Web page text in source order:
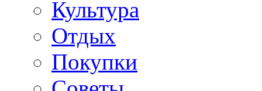
Культура
Отдых
Покупки